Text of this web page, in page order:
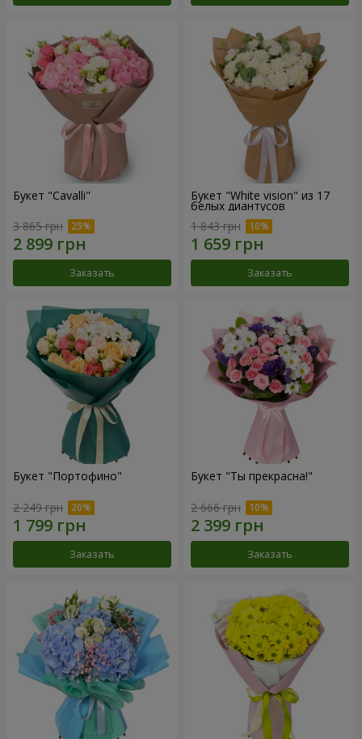
Букет "Cаvalli"
3 865 грн
Заказать
Букет "White vision" из 17
белых диантусов
1 843 грн
Заказать
Букет "Портофино"
2 249 грн
Заказать
Букет "Ты прекрасна!"
2 666 грн
Заказать